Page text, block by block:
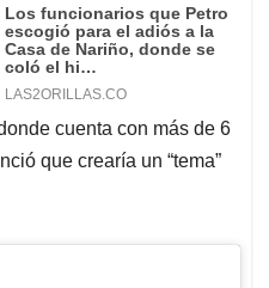
cuenta con más de 6
que crearía un “tema”